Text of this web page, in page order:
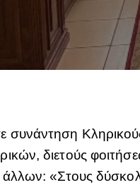
διετούς
«Στους